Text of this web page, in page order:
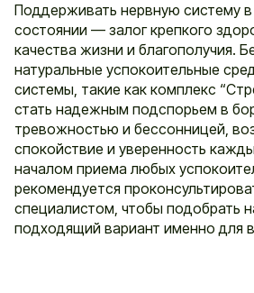
Поддерживать нервную систему
состоянии — залог крепкого
качества жизни и благополучия.
натуральные успокоительные
системы, такие как комплекс
стать надежным подспорьем в
тревожностью и бессонницей,
спокойствие и уверенность
началом приема любых
рекомендуется
специалистом, чтобы подобрать
подходящий вариант именно для